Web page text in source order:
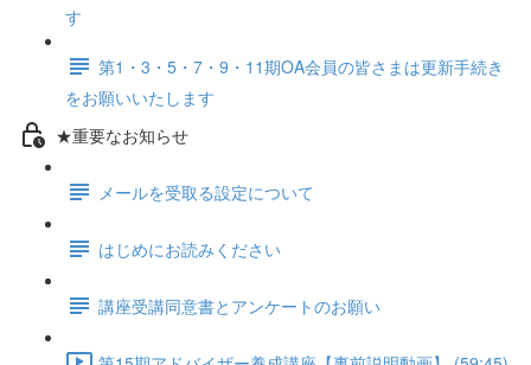
す
第1・3・5・7・9・11期OA会員の皆さまは更新手続き
をお願いいたします
★重要なお知らせ
メールを受取る設定について
はじめにお読みください
講座受講同意書とアンケートのお願い